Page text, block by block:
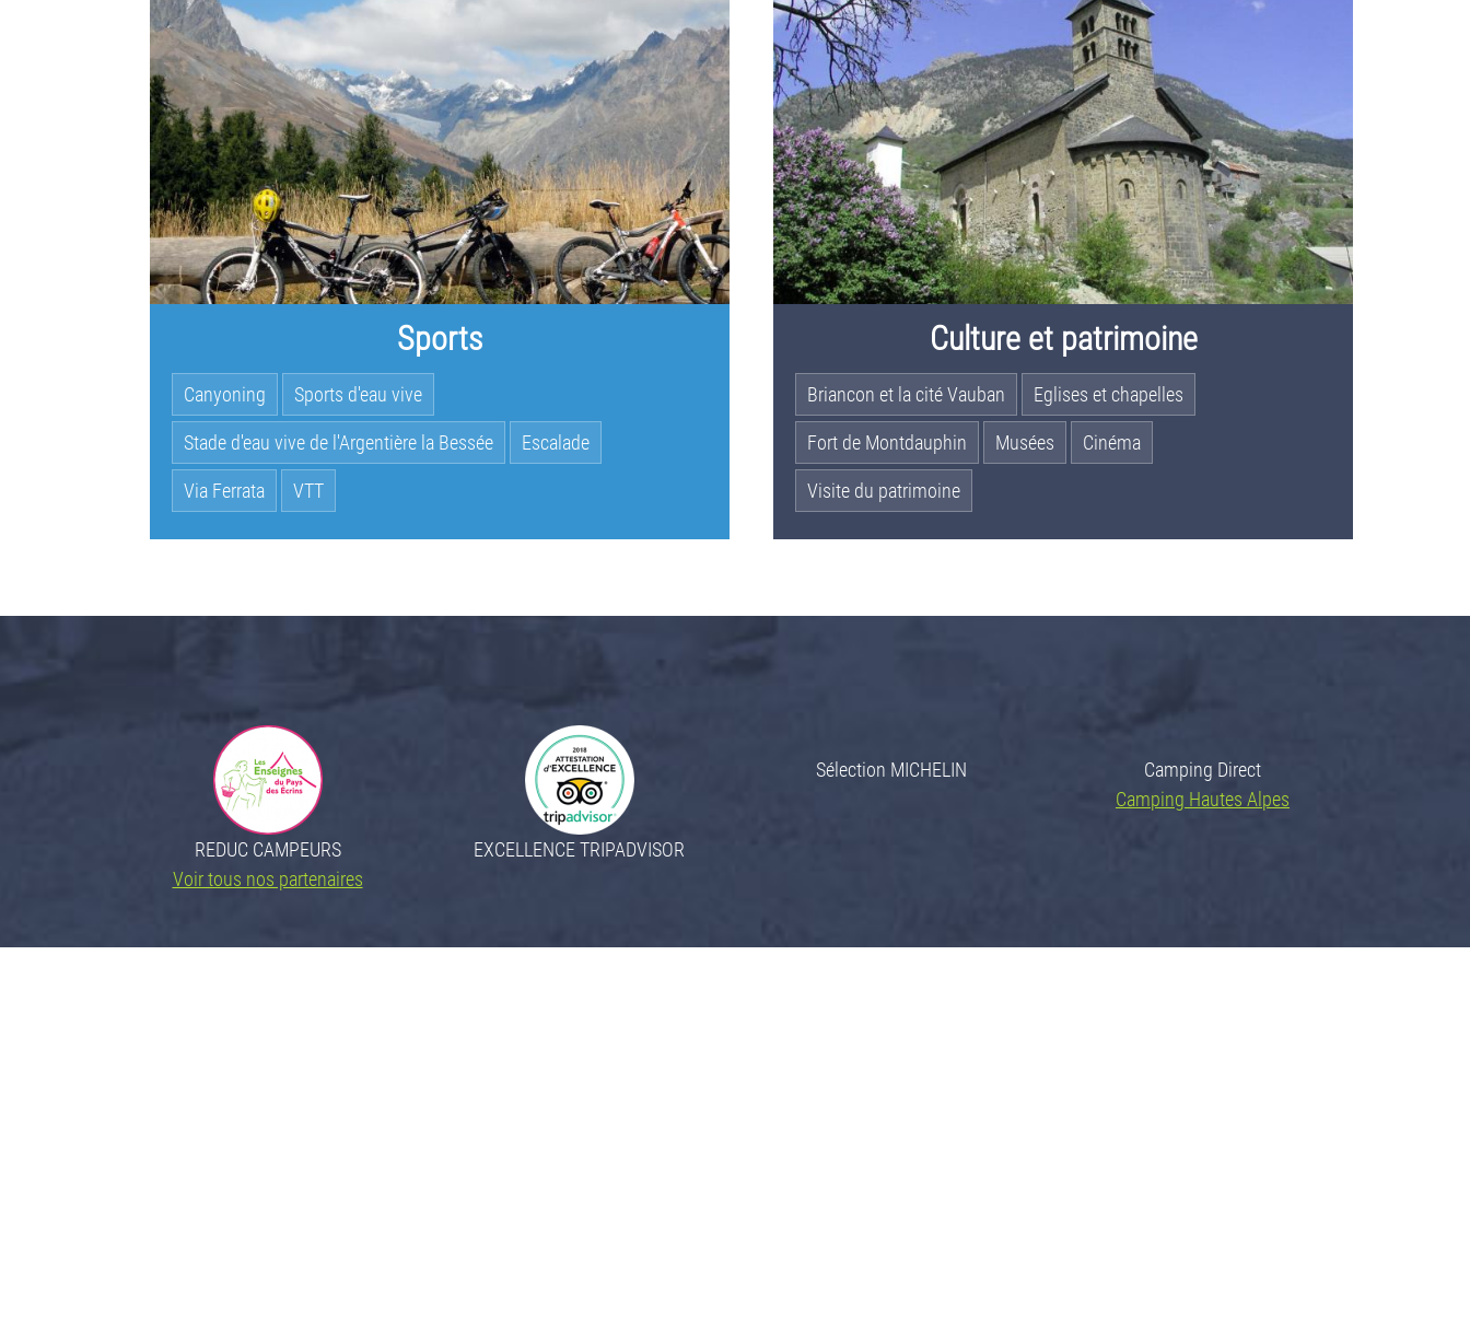
Sports
Canyoning Sports d'eau vive
Stade d'eau vive de l'Argentière la Bessée Escalade
Via Ferrata VTT
Culture et patrimoine
Briancon et la cité Vauban Eglises et chapelles
Fort de Montdauphin Musées Cinéma
Visite du patrimoine
REDUC CAMPEURS
Voir tous nos partenaires
EXCELLENCE TRIPADVISOR
Sélection MICHELIN
Camping Direct
Camping Hautes Alpes